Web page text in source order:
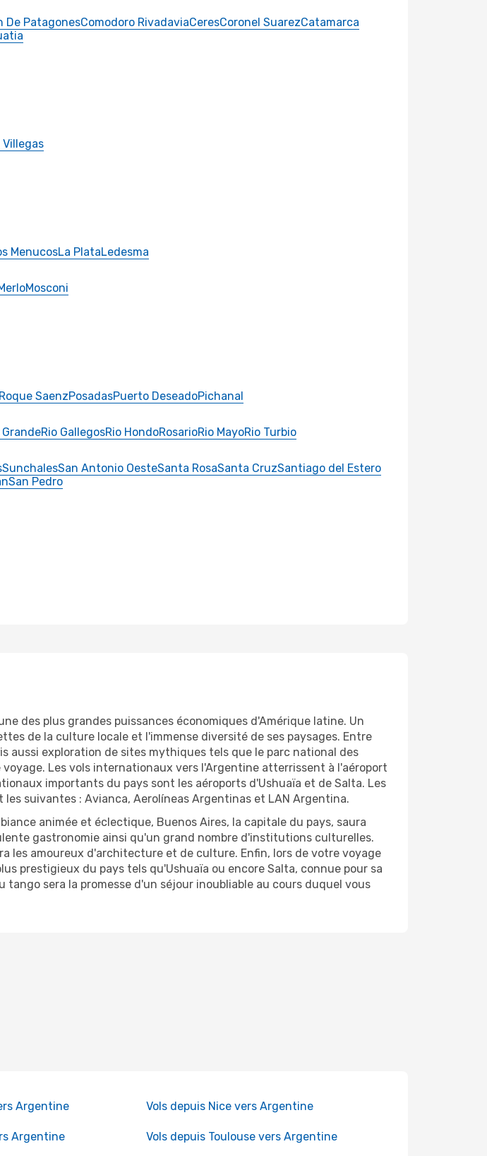
De PatagonesComodoro RivadaviaCeresCoronel SuarezCatamarca
Villegas
MenucosLa PlataLedesma
Mosconi
SaenzPosadasPuerto DeseadoPichanal
GrandeRio GallegosRio HondoRosarioRio MayoRio Turbio
SunchalesSan Antonio OesteSanta RosaSanta CruzSantiago del Estero
San Pedro
des plus grandes puissances économiques d'Amérique latine. Un
de la culture locale et l'immense diversité de ses paysages. Entre
exploration de sites mythiques tels que le parc national des
Les vols internationaux vers l'Argentine atterrissent à l'aéroport
importants du pays sont les aéroports d'Ushuaïa et de Salta. Les
suivantes : Avianca, Aerolíneas Argentinas et LAN Argentina.
animée et éclectique, Buenos Aires, la capitale du pays, saura
gastronomie ainsi qu'un grand nombre d'institutions culturelles.
les amoureux d'architecture et de culture. Enfin, lors de votre voyage
prestigieux du pays tels qu'Ushuaïa ou encore Salta, connue pour sa
sera la promesse d'un séjour inoubliable au cours duquel vous
Argentine Vols depuis Nice vers Argentine
Argentine Vols depuis Toulouse vers Argentine